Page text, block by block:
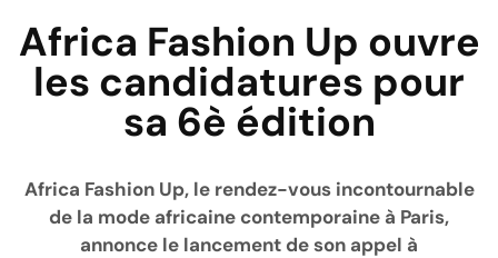
Africa Fashion Up ouvre
les candidatures pour
sa 6è édition
Africa Fashion Up, le rendez-vous incontournable
de la mode africaine contemporaine à Paris,
annonce le lancement de son appel à